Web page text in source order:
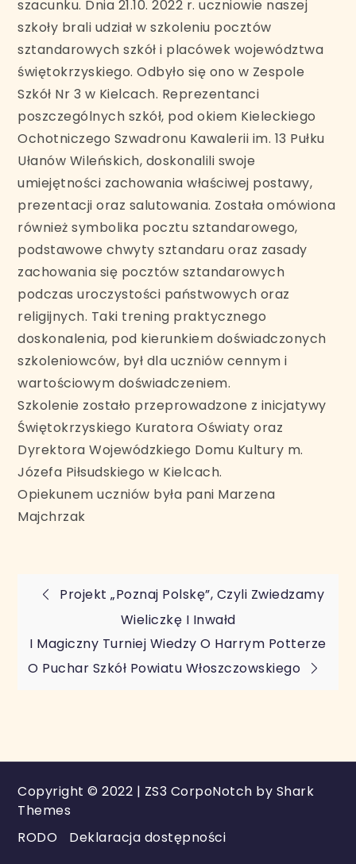
szacunku. Dnia 21.10. 2022 r. uczniowie naszej
szkoły brali udział w szkoleniu pocztów
sztandarowych szkół i placówek województwa
świętokrzyskiego. Odbyło się ono w Zespole
Szkół Nr 3 w Kielcach. Reprezentanci
poszczególnych szkół, pod okiem Kieleckiego
Ochotniczego Szwadronu Kawalerii im. 13 Pułku
Ułanów Wileńskich, doskonalili swoje
umiejętności zachowania właściwej postawy,
prezentacji oraz salutowania. Została omówiona
również symbolika pocztu sztandarowego,
podstawowe chwyty sztandaru oraz zasady
zachowania się pocztów sztandarowych
podczas uroczystości państwowych oraz
religijnych. Taki trening praktycznego
doskonalenia, pod kierunkiem doświadczonych
szkoleniowców, był dla uczniów cennym i
wartościowym doświadczeniem.
Szkolenie zostało przeprowadzone z inicjatywy
Świętokrzyskiego Kuratora Oświaty oraz
Dyrektora Wojewódzkiego Domu Kultury m.
Józefa Piłsudskiego w Kielcach.
Opiekunem uczniów była pani Marzena
Majchrzak
Nawigacja
wpisu
Projekt „Poznaj Polskę”, Czyli Zwiedzamy
Wieliczkę I Inwałd
I Magiczny Turniej Wiedzy O Harrym Potterze
O Puchar Szkół Powiatu Włoszczowskiego
Copyright © 2022 | ZS3 CorpoNotch by Shark
Themes
RODO
Deklaracja dostępności